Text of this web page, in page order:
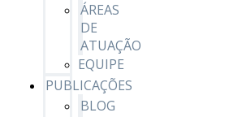
ÁREAS
DE
ATUAÇÃO
EQUIPE
PUBLICAÇÕES
BLOG